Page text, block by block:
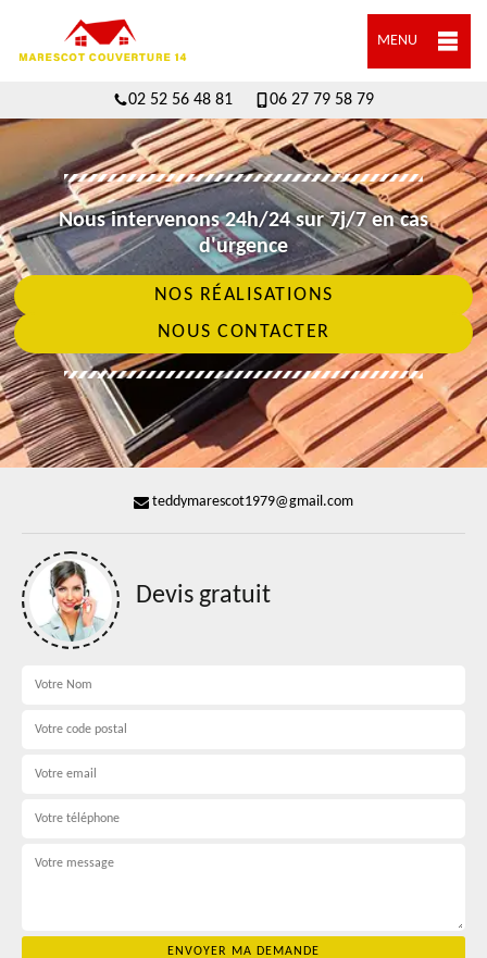
MENU
02 52 56 48 81 06 27 79 58 79
Nous intervenons 24h/24 sur 7j/7 en cas
d'urgence
NOS RÉALISATIONS
NOUS CONTACTER
teddymarescot1979@gmail.com
Devis gratuit